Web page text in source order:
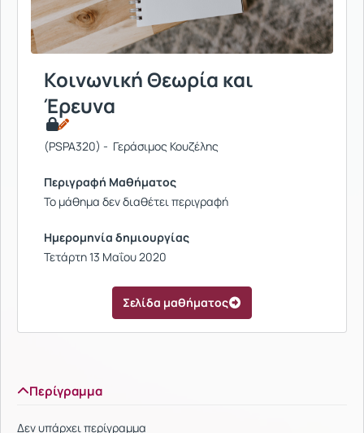
Κοινωνική Θεωρία και
Έρευνα
(PSPA320) - Γεράσιμος Κουζέλης
Περιγραφή Μαθήματος
Το μάθημα δεν διαθέτει περιγραφή
Ημερομηνία δημιουργίας
Τετάρτη 13 Μαΐου 2020
Σελίδα μαθήματος
Περίγραμμα
Δεν υπάρχει περίγραμμα